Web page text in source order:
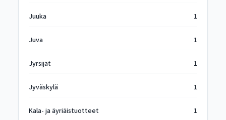
Juuka 1
Juva 1
Jyrsijät 1
Jyväskylä 1
Kala- ja äyriäistuotteet 1